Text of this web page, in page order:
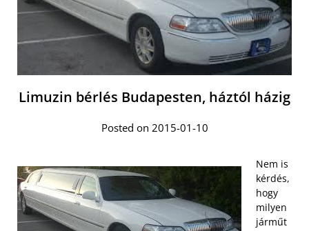
Limuzin bérlés Budapesten, háztól házig
Posted on 2015-01-10
Nem is
kérdés,
hogy
milyen
járműt